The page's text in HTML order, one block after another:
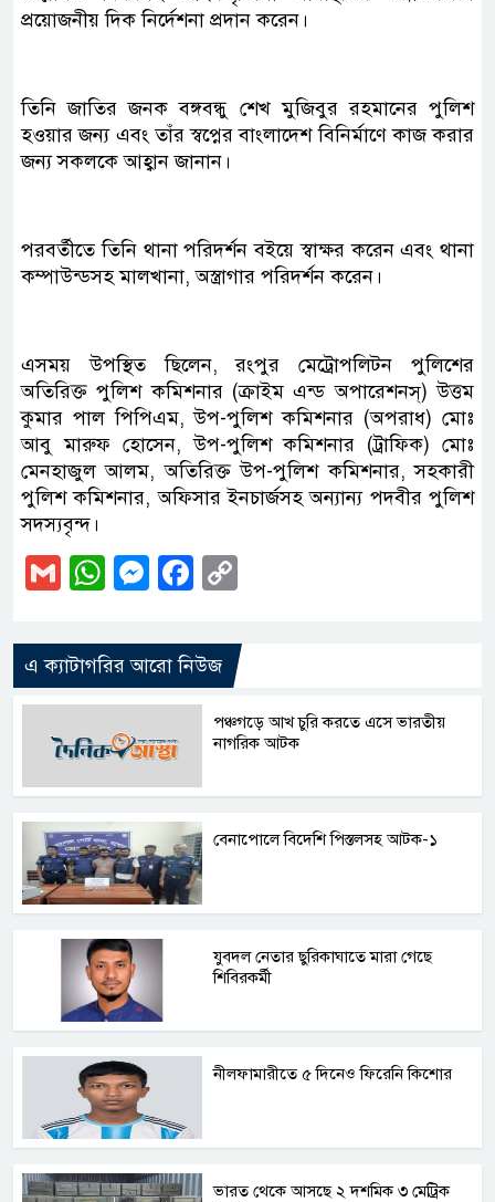
প্রয়োজনীয় দিক নির্দেশনা প্রদান করেন।
তিনি জাতির জনক বঙ্গবন্ধু শেখ মুজিবুর রহমানের পুলিশ
হওয়ার জন্য এবং তাঁর স্বপ্নের বাংলাদেশ বিনির্মাণে কাজ করার
জন্য সকলকে আহ্বান জানান।
পরবর্তীতে তিনি থানা পরিদর্শন বইয়ে স্বাক্ষর করেন এবং থানা
কম্পাউন্ডসহ মালখানা, অস্ত্রাগার পরিদর্শন করেন।
এসময় উপস্থিত ছিলেন, রংপুর মেট্রোপলিটন পুলিশের
অতিরিক্ত পুলিশ কমিশনার (ক্রাইম এন্ড অপারেশনস্) উত্তম
কুমার পাল পিপিএম, উপ-পুলিশ কমিশনার (অপরাধ) মোঃ
আবু মারুফ হোসেন, উপ-পুলিশ কমিশনার (ট্রাফিক) মোঃ
মেনহাজুল আলম, অতিরিক্ত উপ-পুলিশ কমিশনার, সহকারী
পুলিশ কমিশনার, অফিসার ইনচার্জসহ অন্যান্য পদবীর পুলিশ
সদস্যবৃন্দ।
GmailWhatsApp
Messenger
Facebook
এ ক্যাটাগরির আরো নিউজ
পঞ্চগড়ে আখ চুরি করতে এসে ভারতীয়
নাগরিক আটক
বেনাপোলে বিদেশি পিস্তলসহ আটক-১
যুবদল নেতার ছুরিকাঘাতে মারা গেছে
শিবিরকর্মী
নীলফামারীতে ৫ দিনেও ফিরেনি কিশোর
ভারত থেকে আসছে ২ দশমিক ৩ মেট্রিক